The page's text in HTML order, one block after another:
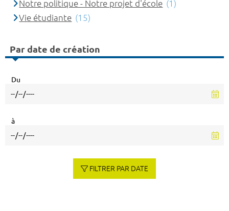
Notre politique - Notre projet d'école (1)
Vie étudiante (15)
Par date de création
Du
à
FILTRER PAR DATE